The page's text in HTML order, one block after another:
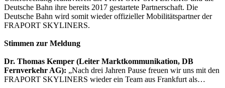
Deutsche Bahn ihre bereits 2017 gestartete Partnerschaft. Die
Deutsche Bahn wird somit wieder offizieller Mobilitätspartner der
FRAPORT SKYLINERS.
Stimmen zur Meldung
Dr. Thomas Kemper (Leiter Marktkommunikation, DB
Fernverkehr AG): „Nach drei Jahren Pause freuen wir uns mit den
FRAPORT SKYLINERS wieder ein Team aus Frankfurt als…